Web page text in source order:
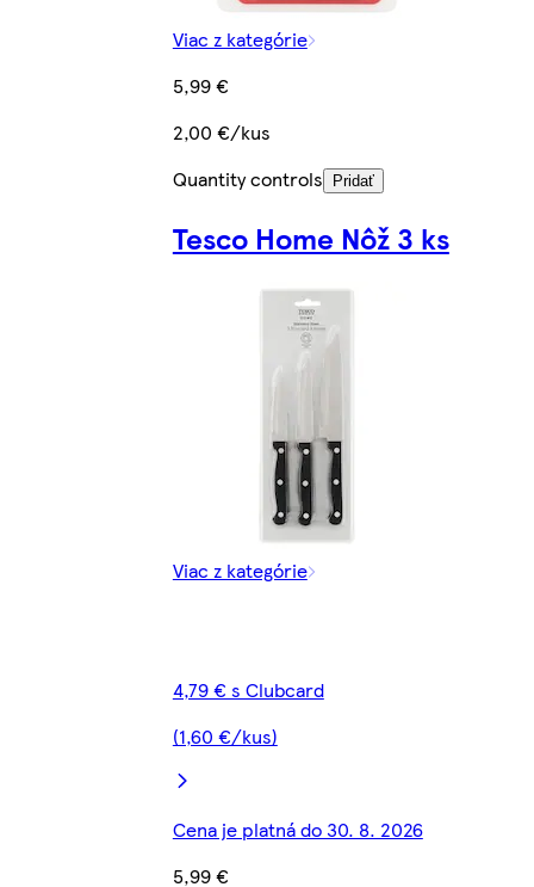
Viac z kategórie
5,99 €
2,00 €/kus
Quantity controls
Pridať
Tesco Home Nôž 3 ks
Viac z kategórie
4,79 € s Clubcard
(1,60 €/kus)
Cena je platná do 30. 8. 2026
5,99 €